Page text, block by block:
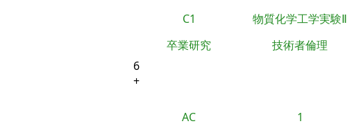
C1 物質化学工学実験Ⅱ
卒業研究
技術者倫理
6
+
AC 1